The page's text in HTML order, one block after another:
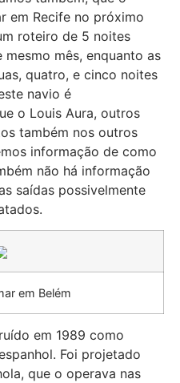
em Recife no próximo
roteiro de 5 noites
mês, enquanto as
quatro, e cinco noites
navio é
o Louis Aura, outros
também nos outros
informação de como
não há informação
saídas possivelmente
em Belém
em 1989 como
Foi projetado
que o operava nas